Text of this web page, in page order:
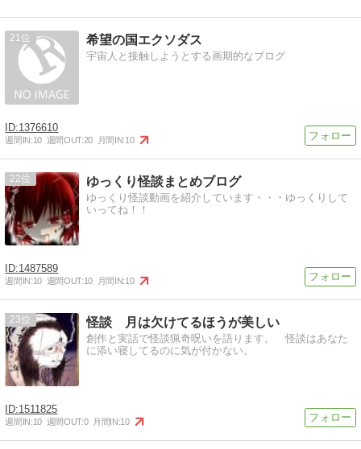
21 希望の国エクソダス
宇宙人と接触しようとする画期的なブログ
1376610
週間IN:10 週間OUT:20 月間IN:10
22 ゆっくり怪談まとめブログ
ゆっくり怪談動画を紹介しています・・・ゆっくりして
いってね！！
1487589
週間IN:10 週間OUT:10 月間IN:10
23 怪談 月は欠けてるほうが美しい
創作と実話で怪談猟奇呪いを語ります。 怪談はあなた
に添い寝してるのに気が付かない。
1511825
週間IN:10 週間OUT:0 月間IN:10